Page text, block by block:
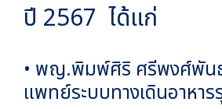
ปี 2567 ได้แก่
• พญ.พิมพ์ศิริ ศรีพงศ์พัน
แพทย์ระบบทางเดินอาหาร